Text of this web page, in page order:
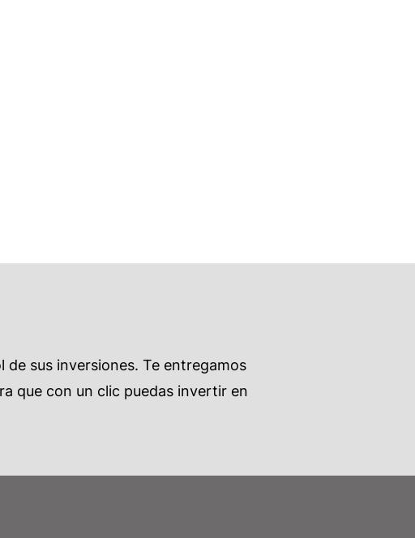
sus inversiones. Te entregamos
que con un clic puedas invertir en